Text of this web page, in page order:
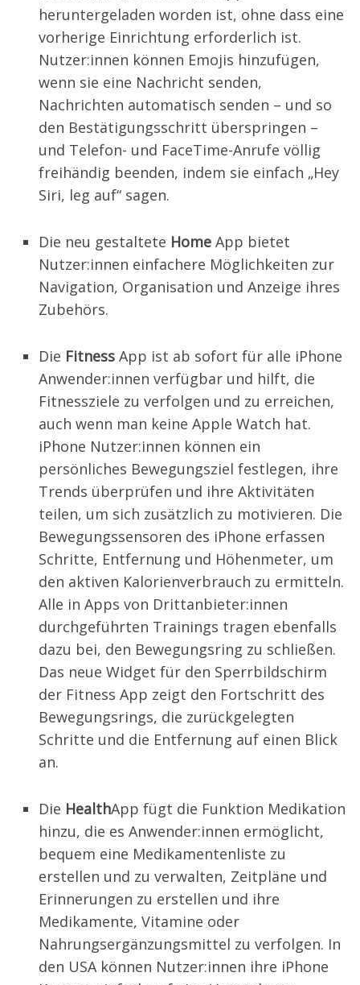
heruntergeladen worden ist, ohne dass eine
vorherige Einrichtung erforderlich ist.
Nutzer:innen können Emojis hinzufügen,
wenn sie eine Nachricht senden,
Nachrichten automatisch senden – und so
den Bestätigungsschritt überspringen –
und Telefon- und FaceTime-Anrufe völlig
freihändig beenden, indem sie einfach „Hey
Siri, leg auf“ sagen.
Die neu gestaltete HomeApp bietet
Nutzer:innen einfachere Möglichkeiten zur
Navigation, Organisation und Anzeige ihres
Zubehörs.
Die FitnessApp ist ab sofort für alle iPhone
Anwender:innen verfügbar und hilft, die
Fitnessziele zu verfolgen und zu erreichen,
auch wenn man keine Apple Watch hat.
iPhone Nutzer:innen können ein
persönliches Bewegungsziel festlegen, ihre
Trends überprüfen und ihre Aktivitäten
teilen, um sich zusätzlich zu motivieren. Die
Bewegungssensoren des iPhone erfassen
Schritte, Entfernung und Höhenmeter, um
den aktiven Kalorienverbrauch zu ermitteln.
Alle in Apps von Drittanbieter:innen
durchgeführten Trainings tragen ebenfalls
dazu bei, den Bewegungsring zu schließen.
Das neue Widget für den Sperrbildschirm
der Fitness App zeigt den Fortschritt des
Bewegungsrings, die zurückgelegten
Schritte und die Entfernung auf einen Blick
an.
Die HealthApp fügt die Funktion Medikation
hinzu, die es Anwender:innen ermöglicht,
bequem eine Medikamentenliste zu
erstellen und zu verwalten, Zeitpläne und
Erinnerungen zu erstellen und ihre
Medikamente, Vitamine oder
Nahrungsergänzungsmittel zu verfolgen. In
den USA können Nutzer:innen ihre iPhone